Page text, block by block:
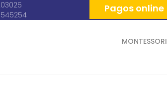
Pagos online
MONTESSORI